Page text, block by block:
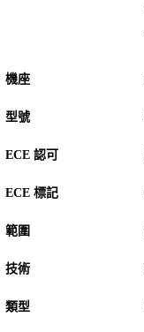
機座
型號
ECE 認可
ECE 標記
範圍
技術
類型